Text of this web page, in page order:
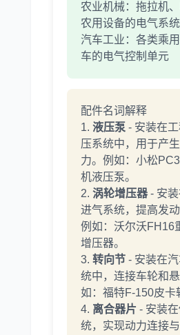
农业机械：拖拉机
农用设备的电气系统
汽车工业：各类乘
车的电气控制单元
配件名词解释
1. 液压泵 - 安装在
压系统中，用于产
力。例如：小松
机液压泵。
2. 涡轮增压器- 安装
进气系统，提高发动
例如：沃尔沃FH16
增压器。
3. 转向节 - 安装在
统中，连接车轮和
如：福特F-150皮卡
4. 离合器片 - 安装
统，实现动力连接